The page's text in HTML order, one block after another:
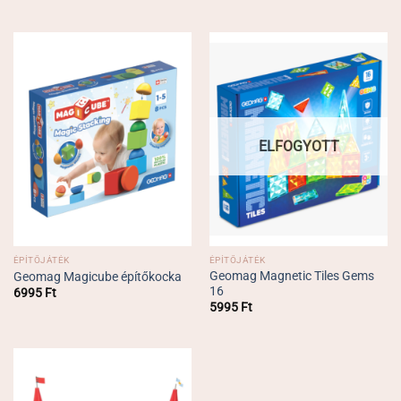
ÉPÍTŐJÁTÉK
Geomag Magicube építőkocka
6995 Ft
ELFOGYOTT
ÉPÍTŐJÁTÉK
Geomag Magnetic Tiles Gems
16
5995 Ft